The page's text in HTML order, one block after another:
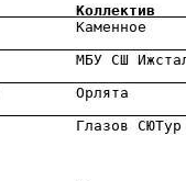
МБУ СШ